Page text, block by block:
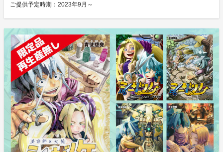
ご提供予定時期： 2023年9月～